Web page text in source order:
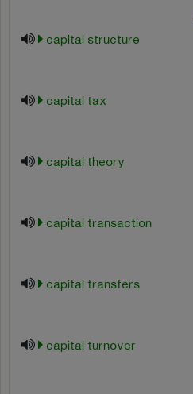
capital structure
capital tax
capital theory
capital transaction
capital transfers
capital turnover